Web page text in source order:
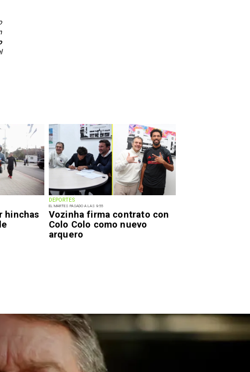
hinchas
DEPORTES
EL MARTES PASADO A LAS 9:55
Vozinha firma contrato con
Colo Colo como nuevo
arquero